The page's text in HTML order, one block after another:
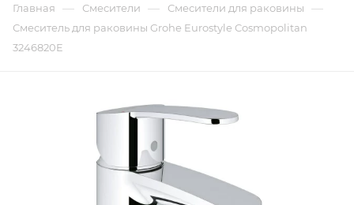
Главная — Смесители — Смесители для раковины —
Смеситель для раковины Grohe Eurostyle Cosmopolitan
3246820E